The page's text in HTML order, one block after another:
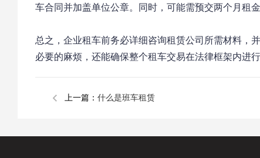
车合同并加盖单位公章。同时，可能需预交两个月租
总之，企业租车前务必详细咨询租赁公司所需材料，
必要的麻烦，还能确保整个租车交易在法律框架内进
上一篇： 什么是班车租赁